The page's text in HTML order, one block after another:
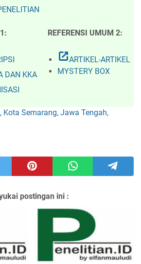
REFERENSI UMUM 2:
DAN KKA
open_in_newARTIKEL-ARTIKEL
MYSTERY BOX
Kota Semarang, Jawa Tengah,
postingan ini :